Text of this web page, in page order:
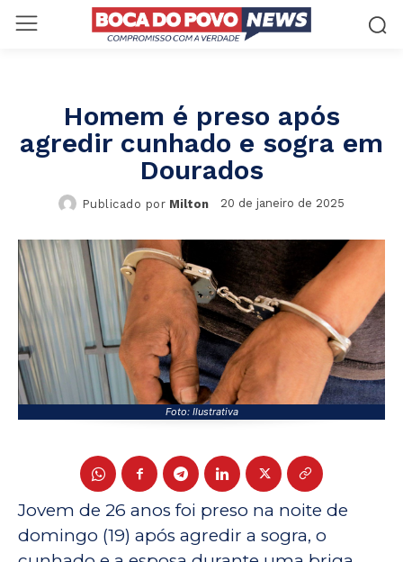
Homem é preso após
agredir cunhado e sogra em
Dourados
Publicado por Milton 20 de janeiro de 2025
Foto: Ilustrativa
Jovem de 26 anos foi preso na noite de
domingo (19) após agredir a sogra, o